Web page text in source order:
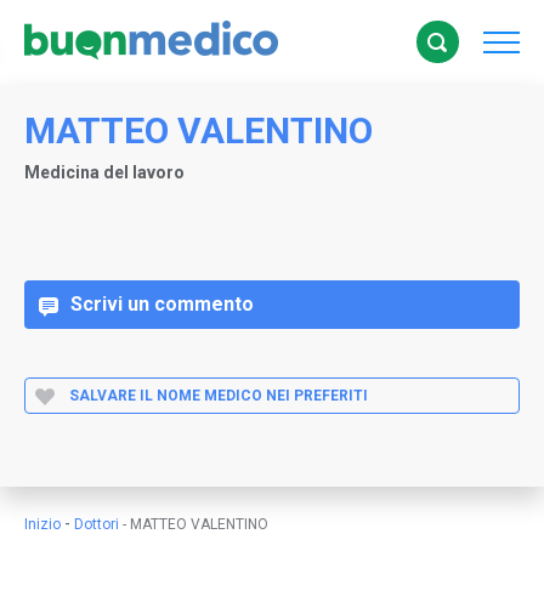
MATTEO VALENTINO
Medicina del lavoro
Scrivi un commento
SALVARE IL NOME MEDICO NEI PREFERITI
Inizio - Dottori - MATTEO VALENTINO